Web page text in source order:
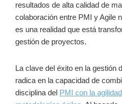
resultados de alta calidad de
colaboración entre PMI y Agile
es una realidad que está
gestión de proyectos.
La clave del éxito en la gestión
radica en la capacidad de
disciplina del PMI con la